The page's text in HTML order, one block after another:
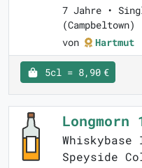
7 Jahre •
von
Hartmut
5cl = 8,90 €
Whiskybase
Speyside